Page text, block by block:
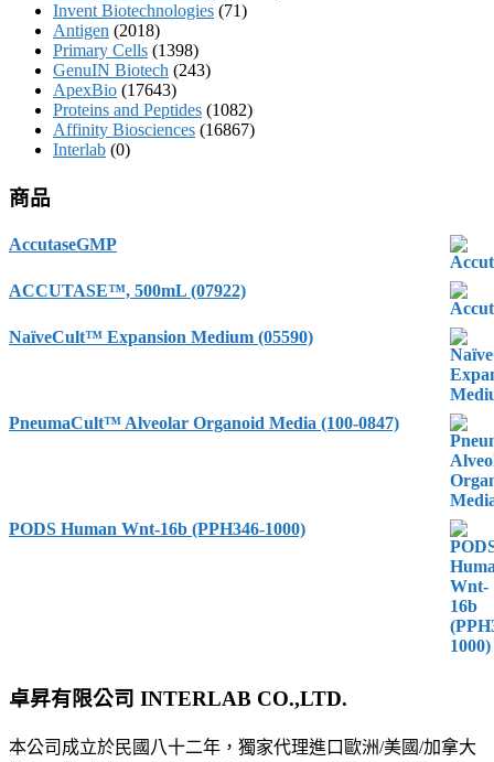
Invent Biotechnologies (71)
Antigen (2018)
Primary Cells (1398)
GenuIN Biotech (243)
ApexBio (17643)
Proteins and Peptides (1082)
Affinity Biosciences (16867)
Interlab (0)
商品
AccutaseGMP
ACCUTASE™, 500mL (07922)
NaïveCult™ Expansion Medium (05590)
PneumaCult™ Alveolar Organoid Media (100-0847)
PODS Human Wnt-16b (PPH346-1000)
卓昇有限公司 INTERLAB CO.,LTD.
本公司成立於民國八十二年，獨家代理進口歐洲/美國/加拿大